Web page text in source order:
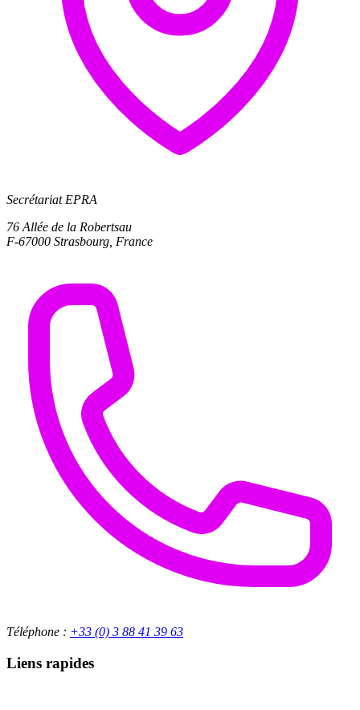
Secrétariat EPRA
76 Allée de la Robertsau
F-67000 Strasbourg, France
Téléphone : +33 (0) 3 88 41 39 63
Liens rapides